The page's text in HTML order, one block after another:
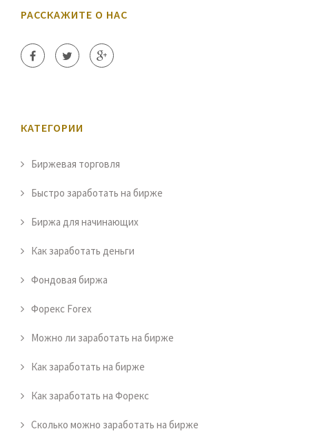
РАССКАЖИТЕ О НАС
КАТЕГОРИИ
Биржевая торговля
Быстро заработать на бирже
Биржа для начинающих
Как заработать деньги
Фондовая биржа
Форекс Forex
Можно ли заработать на бирже
Как заработать на бирже
Как заработать на Форекс
Сколько можно заработать на бирже